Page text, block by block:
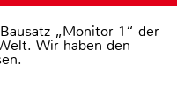
„Monitor 1“ der
Wir haben den